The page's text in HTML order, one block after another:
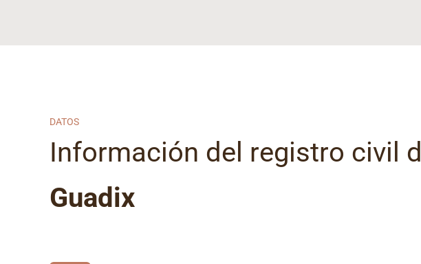
DATOS
Información del registro civil
Guadix